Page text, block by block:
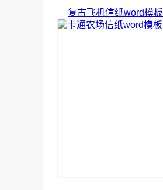
复古飞机信纸word模板